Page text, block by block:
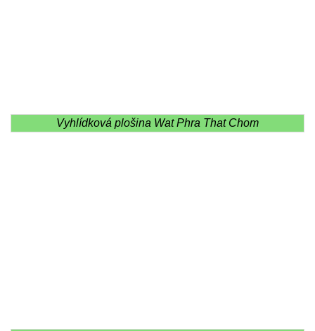
Vyhlídková plošina Wat Phra That Chom